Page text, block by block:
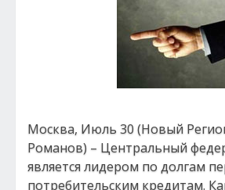
Москва, Июль 30 (Новый
Романов) – Центральный
является лидером по долгам
потребительским кредитам.